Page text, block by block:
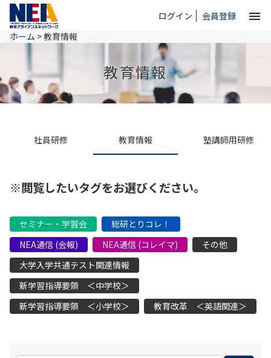
ログイン 会員登録 menu
ホーム
お問い合わせ
ホーム >教育情報
教育情報
社員研修 教育情報 塾講師用研修
※閲覧したいタグをお選びください。
セミナー・学習会
総研とりコレ！
NEA通信 (会報)
NEA通信 (コレイマ)
その他
大学入学共通テスト関連情報
新学習指導要領 ＜中学校＞
新学習指導要領 ＜小学校＞
教育改革 ＜英語関連＞